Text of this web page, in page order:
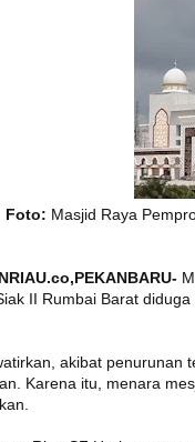
Foto: Masjid Raya
II Rumbai Barat
akibat penurunan
Karena itu, menara